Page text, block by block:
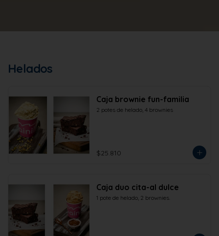
Helados
Caja brownie fun-familia
2 potes de helado, 4 brownies
$25.810
Caja duo cita-al dulce
1 pote de helado, 2 brownies.